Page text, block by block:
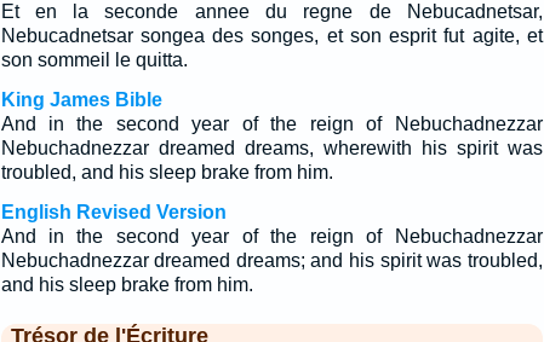
Et en la seconde annee du regne de Nebucadnetsar,
Nebucadnetsar songea des songes, et son esprit fut agite, et
son sommeil le quitta.
King James Bible
And in the second year of the reign of Nebuchadnezzar
Nebuchadnezzar dreamed dreams, wherewith his spirit was
troubled, and his sleep brake from him.
English Revised Version
And in the second year of the reign of Nebuchadnezzar
Nebuchadnezzar dreamed dreams; and his spirit was troubled,
and his sleep brake from him.
Trésor de l'Écriture